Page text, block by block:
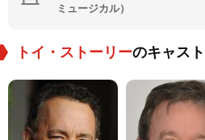
ミュージカル）
トイ・ストーリーのキャスト